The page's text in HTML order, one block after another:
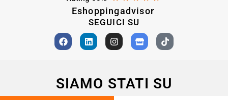
Eshoppingadvisor
SEGUICI SU
SIAMO STATI SU